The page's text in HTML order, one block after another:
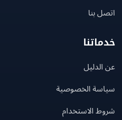
بنا
الخصوصية
الاستخدام